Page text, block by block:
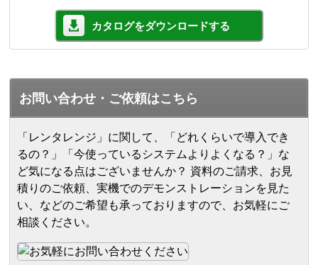
カタログをダウンロードする
お問い合わせ・ご依頼はこちら
「レンタレンジ」に関して、「どれくらいで導入でき
るの？」「今使っているシステムよりよくなる？」な
ど気になる点はございませんか？ 資料のご請求、お見
積りのご依頼、実機でのデモンストレーションを見た
い、などのご希望も承っておりますので、お気軽にご
相談ください。